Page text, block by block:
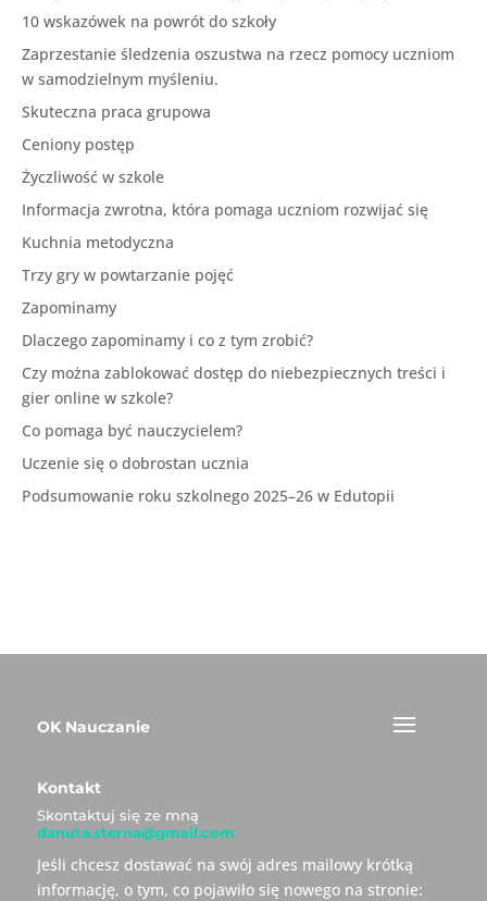
10 wskazówek na powrót do szkoły
Zaprzestanie śledzenia oszustwa na rzecz pomocy uczniom
w samodzielnym myśleniu.
Skuteczna praca grupowa
Ceniony postęp
Życzliwość w szkole
Informacja zwrotna, która pomaga uczniom rozwijać się
Kuchnia metodyczna
Trzy gry w powtarzanie pojęć
Zapominamy
Dlaczego zapominamy i co z tym zrobić?
Czy można zablokować dostęp do niebezpiecznych treści i
gier online w szkole?
Co pomaga być nauczycielem?
Uczenie się o dobrostan ucznia
Podsumowanie roku szkolnego 2025–26 w Edutopii
OK Nauczanie
Kontakt
Skontaktuj się ze mną
danuta.sterna@gmail.com
Jeśli chcesz dostawać na swój adres mailowy krótką
informację, o tym, co pojawiło się nowego na stronie: